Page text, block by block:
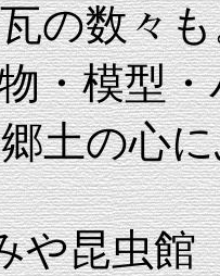
の数々
・模型
土の心
や昆虫館